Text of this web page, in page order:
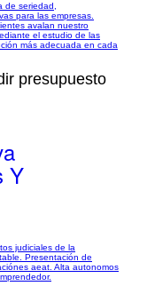
de seriedad,
para las empresas.
avalan nuestro
el estudio de las
más adecuada en cada
presupuesto
Y
judiciales de la
Presentación de
aeat. Alta autonomos